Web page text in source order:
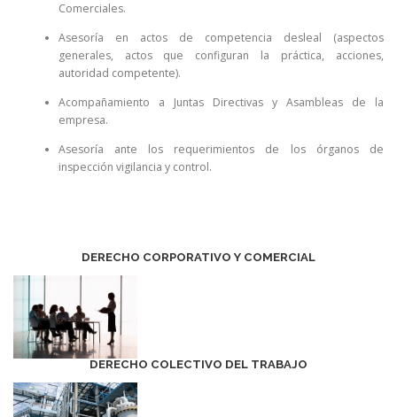
Comerciales.
Asesoría en actos de competencia desleal (aspectos
generales, actos que configuran la práctica, acciones,
autoridad competente).
Acompañamiento a Juntas Directivas y Asambleas de la
empresa.
Asesoría ante los requerimientos de los órganos de
inspección vigilancia y control.
DERECHO CORPORATIVO Y COMERCIAL
DERECHO COLECTIVO DEL TRABAJO